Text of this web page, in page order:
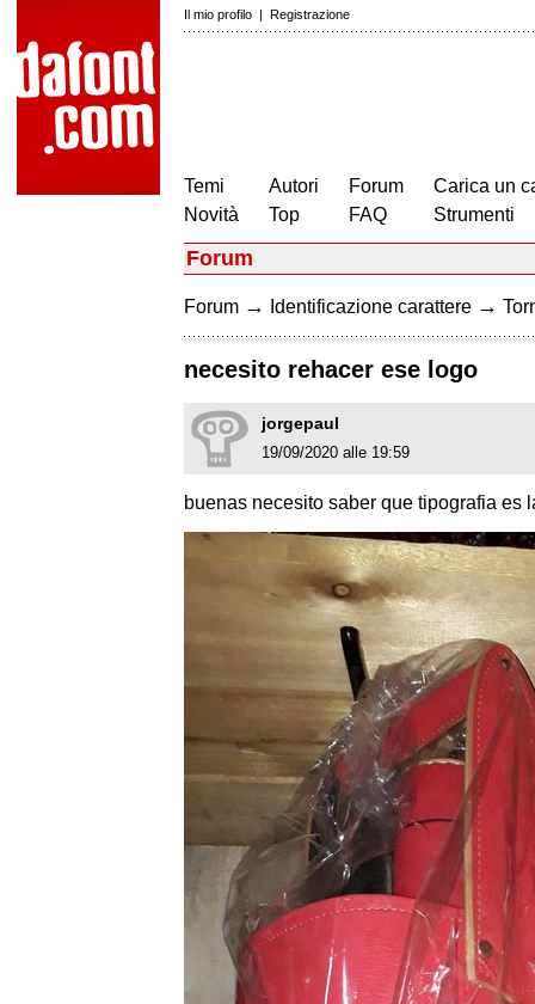
Il mio profilo | Registrazione
Temi
Novità
Autori
Top
Forum
FAQ
Carica un
Strumenti
Forum
Forum → Identificazione carattere →
necesito rehacer ese logo
jorgepaul
19/09/2020 alle 19:59
buenas necesito saber que tipografia